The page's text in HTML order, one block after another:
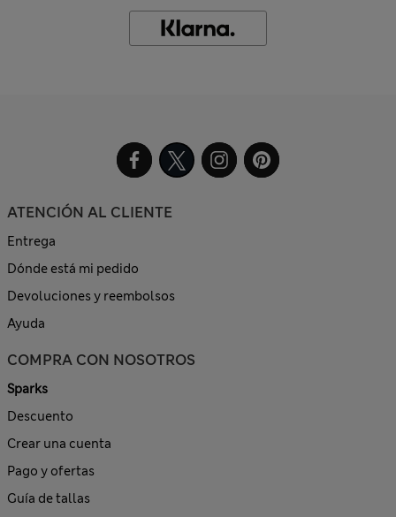
ATENCIÓN AL CLIENTE
Entrega
Dónde está mi pedido
Devoluciones y reembolsos
Ayuda
COMPRA CON NOSOTROS
Sparks
Descuento
Crear una cuenta
Pago y ofertas
Guía de tallas